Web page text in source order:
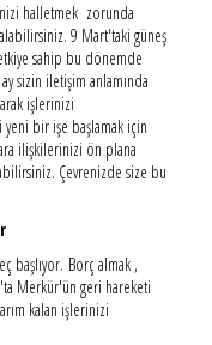
halletmek zorunda
9 Mart'taki güneş
sahip bu dönemde
sizin iletişim anlamında
işlerinizi
bir işe başlamak için
ilişkilerinizi ön plana
Çevrenizde size bu
başlıyor. Borç almak ,
Merkür'ün geri hareketi
kalan işlerinizi